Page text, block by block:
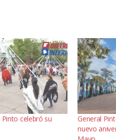
celebró su
General
nuevo